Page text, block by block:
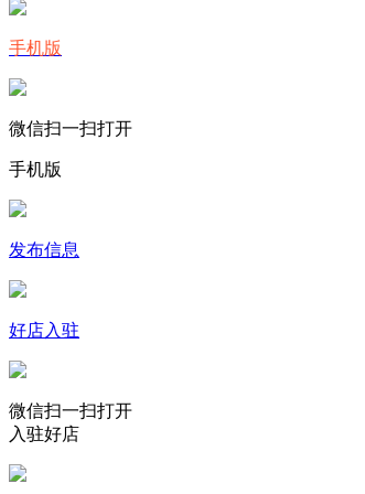
手机版
微信扫一扫打开
手机版
发布信息
好店入驻
微信扫一扫打开
入驻好店